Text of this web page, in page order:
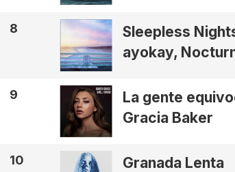
8
Sleepless
ayokay,
9
La gente
Gracia Baker
10
Granada Lenta